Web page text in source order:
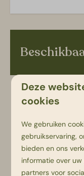
2 gasten
vr 21-08-
Deze
cookies
We gebruiken
gebruikservaring,
bieden en ons
informatie over
partners voor